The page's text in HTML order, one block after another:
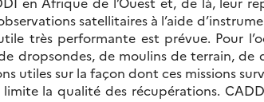
satellitaires à l’aide
très performante est prévue. Pour
dropsondes, de moulins de terrain,
sur la façon dont ces missions
la qualité des récupérations.